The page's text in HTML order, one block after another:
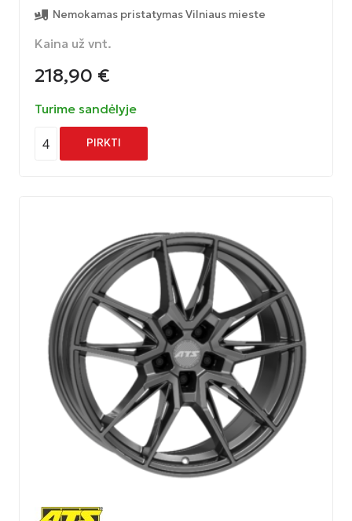
Nemokamas pristatymas Vilniaus mieste
Kaina už vnt.
218,90 €
Turime sandėlyje
4 PIRKTI